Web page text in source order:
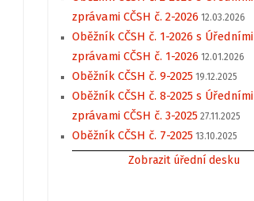
zprávami CČSH č. 2-2026 12.03.2026
Oběžník CČSH č. 1-2026 s Úředními
zprávami CČSH č. 1-2026 12.01.2026
Oběžník CČSH č. 9-2025 19.12.2025
Oběžník CČSH č. 8-2025 s Úředními
zprávami CČSH č. 3-2025 27.11.2025
Oběžník CČSH č. 7-2025 13.10.2025
Zobrazit úřední desku